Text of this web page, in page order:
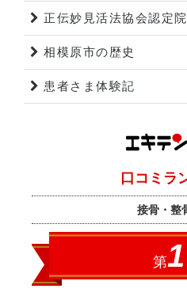
正伝妙見活法協会認定院
相模原市の歴史
患者さま体験記